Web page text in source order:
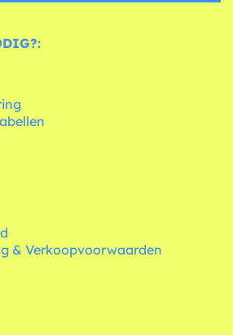
& Verkoopvoorwaarden